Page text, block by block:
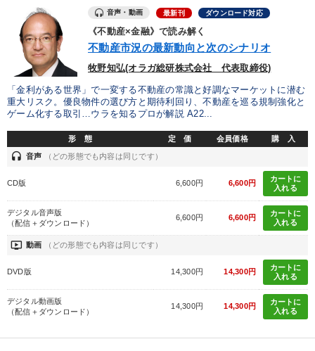
業種
製造業 卸売・小売・飲食業 建設・不動産業
IT・サービス・金融業 コンサルタント 専門家
キーワード
交渉 運勢・先見 心を磨く
資産保全
ondemand_video 経営音声・動画を探す refresh 更新する
全国経営者セミナー収録物以外の経営教材（全762タイトル）からお探
音声・動画 最新刊 ダウンロード対応
《不動産×金融》で読み解く
不動産市況の最新動向と次のシナリオ
牧野知弘(オラガ総研株式会社 代表取締役)
「金利がある世界」で一変する不動産の常識と好調なマーケットに潜む
重大リスク。優良物件の選び方と期待利回り、不動産を巡る規制強化と
ゲーム化する取引…ウラを知るプロが解説 A22...
形 態 定 価 会員価格 購 入
headset 音声 （どの形態でも内容は同じです）
CD版 6,600円 6,600円
カートに
入れる
デジタル音声版
（配信＋ダウンロード）
6,600円 6,600円
カートに
入れる
ondemand_video 動画 （どの形態でも内容は同じです）
DVD版 14,300円 14,300円
カートに
入れる
デジタル動画版
（配信＋ダウンロード）
14,300円 14,300円
カートに
入れる